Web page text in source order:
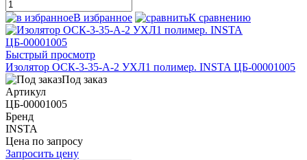
В избранное К сравнению
Быстрый просмотр
Изолятор ОСК-3-35-А-2 УХЛ1 полимер. INSTA ЦБ-00001005
Под заказ
Артикул
ЦБ-00001005
Бренд
INSTA
Цена по запросу
Запросить цену